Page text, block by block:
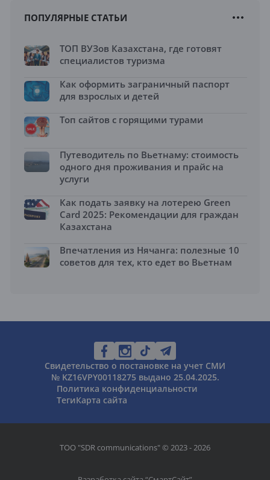
ПОПУЛЯРНЫЕ СТАТЬИ
ТОП ВУЗов Казахстана, где готовят
специалистов туризма
Как оформить заграничный паспорт
для взрослых и детей
Топ сайтов с горящими турами
Путеводитель по Вьетнаму: стоимость
одного дня проживания и прайс на
услуги
Как подать заявку на лотерею Green
Card 2025: Рекомендации для граждан
Казахстана
Впечатления из Нячанга: полезные 10
советов для тех, кто едет во Вьетнам
Свидетельство о постановке на учет СМИ
№ KZ16VPY00118275 выдано 25.04.2025.
Политика конфиденциальности
ТегиКарта сайта
ТОО "SDR communications" © 2023 - 2026